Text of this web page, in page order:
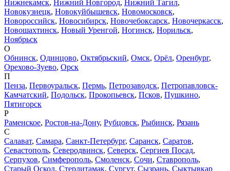
Нижнекамск, Нижний Новгород, Нижний Тагил,
Новокузнецк, Новокуйбышевск, Новомосковск,
Новороссийск, Новосибирск, Новочебоксарск, Новочеркасск,
Новошахтинск, Новый Уренгой, Ногинск, Норильск,
Ноябрьск
О
Обнинск, Одинцово, Октябрьский, Омск, Орёл, Оренбург,
Орехово-Зуево, Орск
П
Пенза, Первоуральск, Пермь, Петрозаводск, Петропавловск-
Камчатский, Подольск, Прокопьевск, Псков, Пушкино,
Пятигорск
Р
Раменское, Ростов-на-Дону, Рубцовск, Рыбинск, Рязань
С
Салават, Самара, Санкт-Петербург, Саранск, Саратов,
Севастополь, Северодвинск, Северск, Сергиев Посад,
Серпухов, Симферополь, Смоленск, Сочи, Ставрополь,
Старый Оскол, Стерлитамак, Сургут, Сызрань, Сыктывкар